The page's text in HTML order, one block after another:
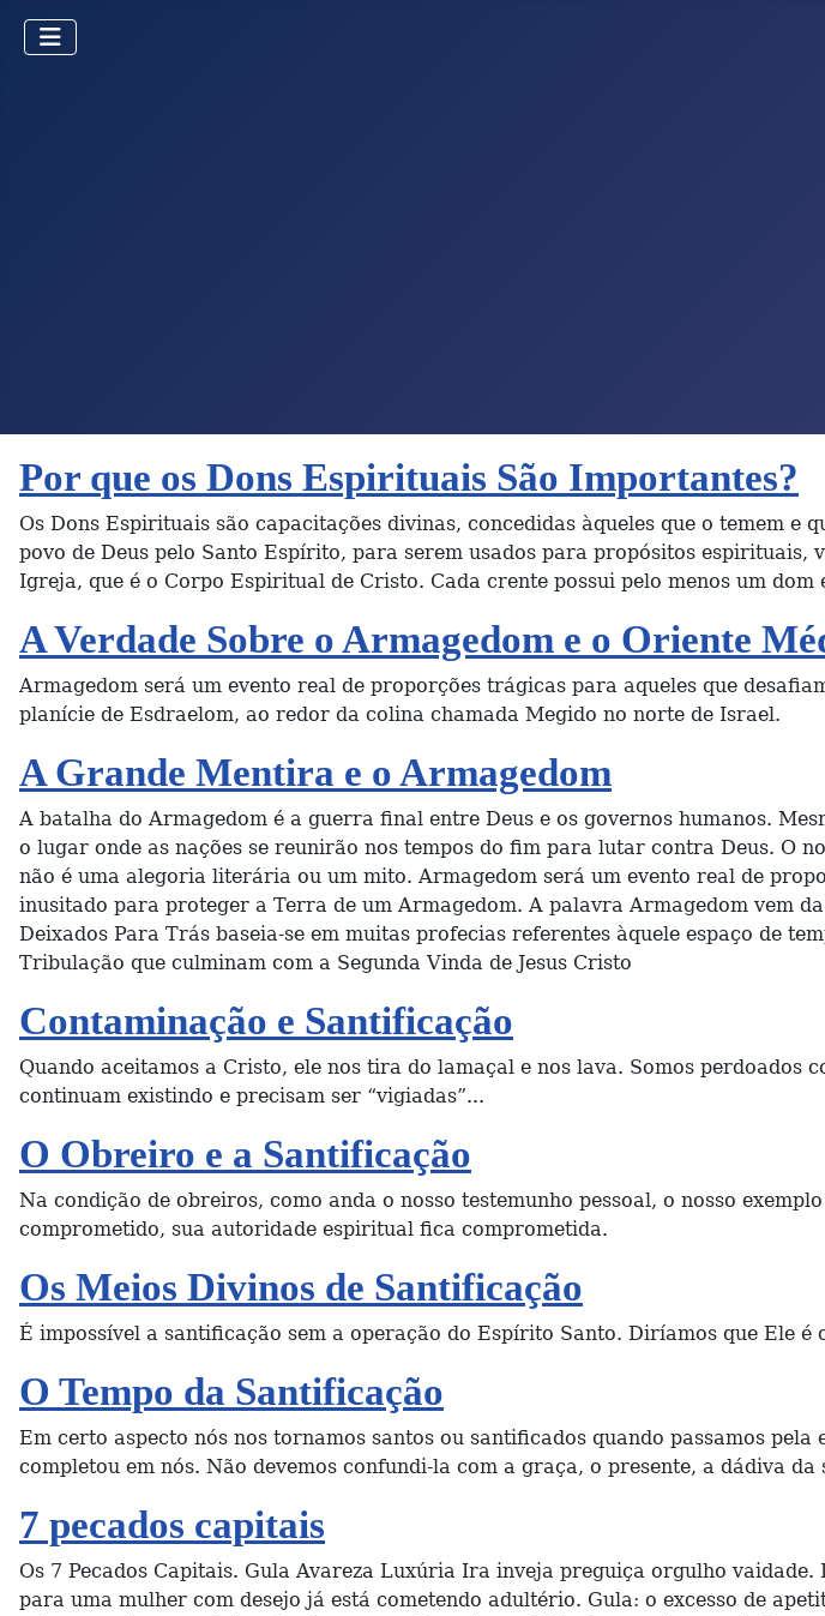
Por que os Dons Espirituais São Importantes?
Os Dons Espirituais são capacitações divinas, concedidas àqueles que o temem
povo de Deus pelo Santo Espírito, para serem usados para propósitos
Igreja, que é o Corpo Espiritual de Cristo. Cada crente possui pelo menos um
A Verdade Sobre o Armagedom e o Oriente
Armagedom será um evento real de proporções trágicas para aqueles que
planície de Esdraelom, ao redor da colina chamada Megido no norte de Israel.
A Grande Mentira e o Armagedom
A batalha do Armagedom é a guerra final entre Deus e os governos humanos.
o lugar onde as nações se reunirão nos tempos do fim para lutar contra Deus. O
não é uma alegoria literária ou um mito. Armagedom será um evento real de
inusitado para proteger a Terra de um Armagedom. A palavra Armagedom vem
Deixados Para Trás baseia-se em muitas profecias referentes àquele espaço de
Tribulação que culminam com a Segunda Vinda de Jesus Cristo
Contaminação e Santificação
Quando aceitamos a Cristo, ele nos tira do lamaçal e nos lava. Somos
continuam existindo e precisam ser “vigiadas”...
O Obreiro e a Santificação
Na condição de obreiros, como anda o nosso testemunho pessoal, o nosso
comprometido, sua autoridade espiritual fica comprometida.
Os Meios Divinos de Santificação
É impossível a santificação sem a operação do Espírito Santo. Diríamos que Ele
O Tempo da Santificação
Em certo aspecto nós nos tornamos santos ou santificados quando passamos
completou em nós. Não devemos confundi-la com a graça, o presente, a dádiva da
7 pecados capitais
Os 7 Pecados Capitais. Gula Avareza Luxúria Ira inveja preguiça orgulho
para uma mulher com desejo já está cometendo adultério. Gula: o excesso de